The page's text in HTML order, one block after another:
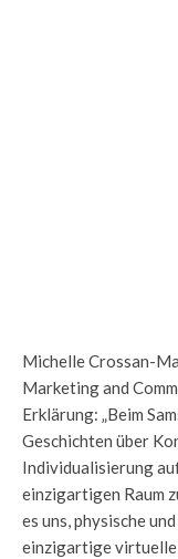
Michelle Crossan-
Marketing and
Erklärung: „Beim
Geschichten über
Individualisierung
einzigartigen Raum
es uns, physische
einzigartige virtuelle